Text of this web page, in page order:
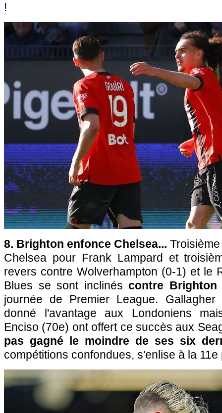
!
8. Brighton enfonce Chelsea...
Chelsea pour Frank Lampard et
revers contre Wolverhampton (0-1) et le
Blues se sont inclinés contre Brighton
journée de Premier League.
donné l'avantage aux Londoniens
Enciso (70e) ont offert ce succès aux
pas gagné le moindre de ses six
compétitions confondues, s'enlise à la